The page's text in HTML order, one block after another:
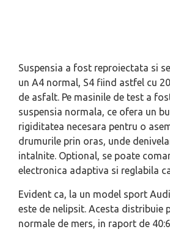
Suspensia a fost reproiectata si
un A4 normal, S4 fiind astfel cu
de asfalt. Pe masinile de test a
suspensia normala, ce ofera un
rigiditatea necesara pentru o
drumurile prin oras, unde
intalnite. Optional, se poate
electronica adaptiva si reglabila
Evident ca, la un model sport
este de nelipsit. Acesta distribuie
normale de mers, in raport de